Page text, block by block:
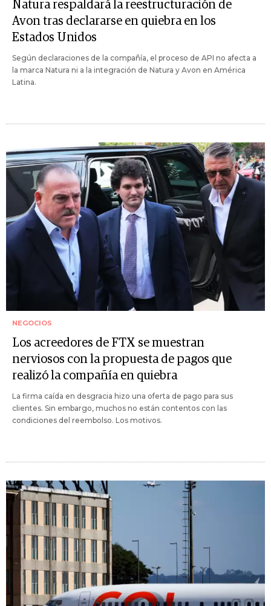
Natura respaldará la reestructuración de
Avon tras declararse en quiebra en los
Estados Unidos
Según declaraciones de la compañía, el proceso de API no afecta a
la marca Natura ni a la integración de Natura y Avon en América
Latina.
NEGOCIOS
Los acreedores de FTX se muestran
nerviosos con la propuesta de pagos que
realizó la compañía en quiebra
La firma caída en desgracia hizo una oferta de pago para sus
clientes. Sin embargo, muchos no están contentos con las
condiciones del reembolso. Los motivos.